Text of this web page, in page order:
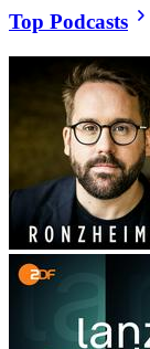
Top Podcasts